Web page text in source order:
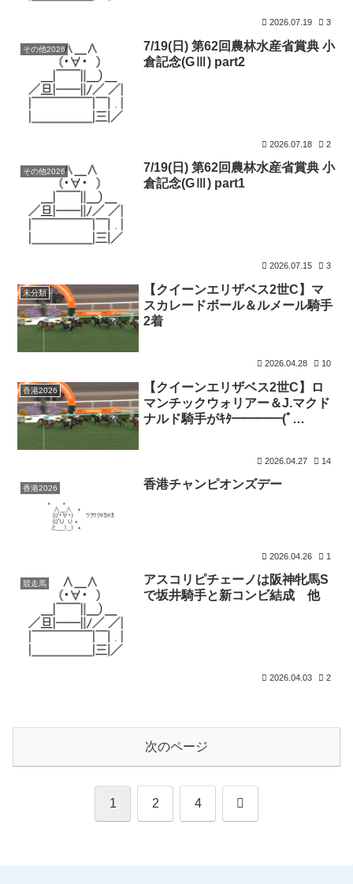
2026.07.19 3
その他2026
7/19(日) 第62回農林水産省賞典 小
倉記念(GⅢ) part2
2026.07.18 2
その他2026
7/19(日) 第62回農林水産省賞典 小
倉記念(GⅢ) part1
2026.07.15 3
未分類
【クイーンエリザベス2世C】マ
スカレードボール＆ルメール騎手
2着
2026.04.28 10
香港2026
【クイーンエリザベス2世C】ロ
マンチックウォリアー＆J.マクド
ナルド騎手がｷﾀ━━━━(ﾟ
2026.04.27 14
香港2026 香港チャンピオンズデー
2026.04.26 1
競走馬
アスコリピチェーノは阪神牝馬S
で坂井騎手と新コンビ結成 他
2026.04.03 2
次のページ
1 2 4 次